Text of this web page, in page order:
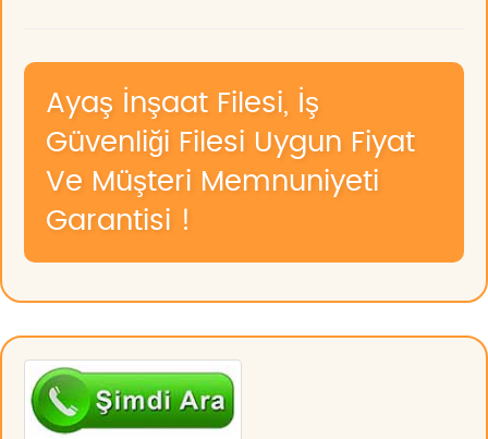
Ayaş İnşaat Filesi, İş
Güvenliği Filesi Uygun Fiyat
Ve Müşteri Memnuniyeti
Garantisi !